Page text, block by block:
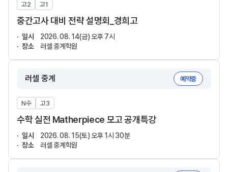
고2 고1
중간고사 대비 전략 설명회_경희고
일시
2026. 08. 14(금) 오후 7시
장소
러셀 중계학원
러셀 중계 예약중
N수 고3
수학 실전 Matherpiece 모고 공개특강
일시
2026. 08. 15(토) 오후 1시 30분
장소
러셀 중계학원